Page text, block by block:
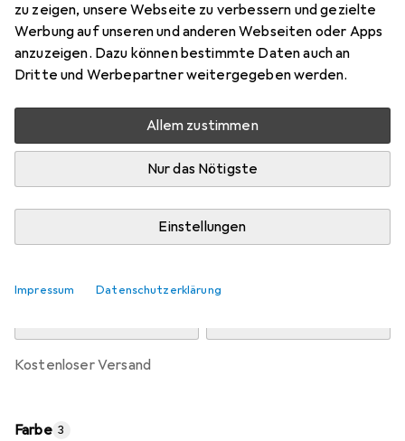
zu zeigen, unsere Webseite zu verbessern und gezielte
Werbung auf unseren und anderen Webseiten oder Apps
anzuzeigen. Dazu können bestimmte Daten auch an
Dritte und Werbepartner weitergegeben werden.
Allem zustimmen
Nur das Nötigste
Einstellungen
Impressum Datenschutzerklärung
Bewertungen Marke
Mehr von JAKO
Zwischen Mi, 12.8. und Do, 13.8. geliefert
Mehr als 10 Stück an Lager beim Drittanbieter
Lieferort angeben für genaue Lieferzeit
FR
kostenloser Versand
Farbe 3